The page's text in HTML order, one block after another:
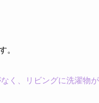
。
く、リビングに洗濯物